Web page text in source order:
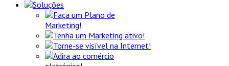
Soluções
Faça um Plano de
Marketing!
Tenha um Marketing ativo!
Torne-se visível na Internet!
Adira ao comércio